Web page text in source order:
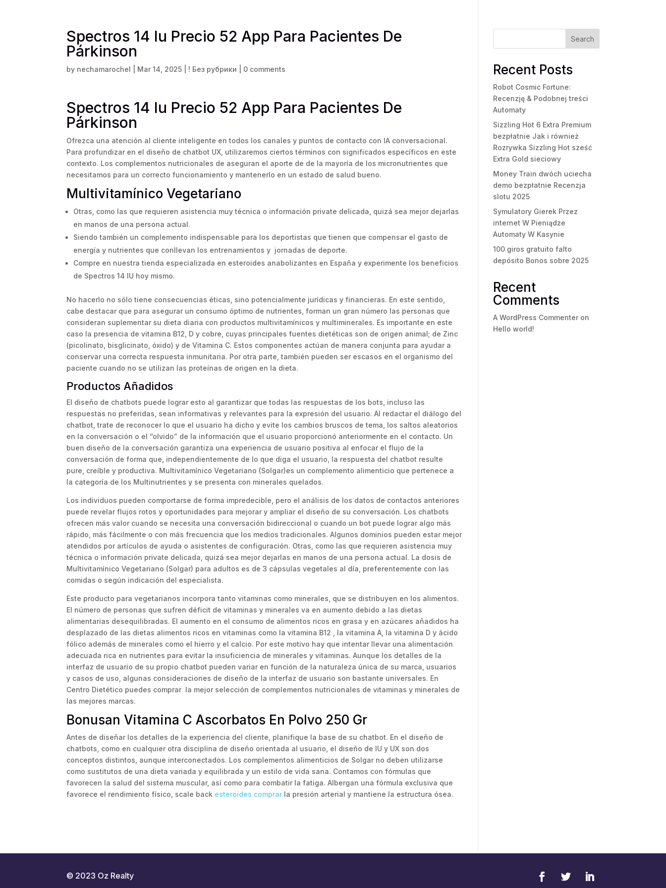
Spectros 14 Iu Precio 52 App Para Pacientes De
Párkinson
by nechamarochel Mar 14, 2025 ! Без рубрики 0 comments
Spectros 14 Iu Precio 52 App Para Pacientes De
Párkinson
Ofrezca una atención al cliente inteligente en todos los canales y puntos de contacto con IA conversacional.
Para profundizar en el diseño de chatbot UX, utilizaremos ciertos términos con significados específicos en este
contexto. Los complementos nutricionales de aseguran el aporte de de la mayoría de los micronutrientes que
necesitamos para un correcto funcionamiento y mantenerlo en un estado de salud bueno.
Multivitamínico Vegetariano
Otras, como las que requieren asistencia muy técnica o información private delicada, quizá sea mejor dejarlas
en manos de una persona actual.
Siendo también un complemento indispensable para los deportistas que tienen que compensar el gasto de
energía y nutrientes que conllevan los entrenamientos y jornadas de deporte.
Compre en nuestra tienda especializada en esteroides anabolizantes en España y experimente los beneficios
de Spectros 14 IU hoy mismo.
No hacerlo no sólo tiene consecuencias éticas, sino potencialmente jurídicas y financieras. En este sentido,
cabe destacar que para asegurar un consumo óptimo de nutrientes, forman un gran número las personas que
consideran suplementar su dieta diaria con productos multivitamínicos y multiminerales. Es importante en este
caso la presencia de vitamina B12, D y cobre, cuyas principales fuentes dietéticas son de origen animal; de Zinc
(picolinato, bisglicinato, óxido) y de Vitamina C. Estos componentes actúan de manera conjunta para ayudar a
conservar una correcta respuesta inmunitaria. Por otra parte, también pueden ser escasos en el organismo del
paciente cuando no se utilizan las proteínas de origen en la dieta.
Productos Añadidos
El diseño de chatbots puede lograr esto al garantizar que todas las respuestas de los bots, incluso las
respuestas no preferidas, sean informativas y relevantes para la expresión del usuario. Al redactar el diálogo del
chatbot, trate de reconocer lo que el usuario ha dicho y evite los cambios bruscos de tema, los saltos aleatorios
en la conversación o el “olvido” de la información que el usuario proporcionó anteriormente en el contacto. Un
buen diseño de la conversación garantiza una experiencia de usuario positiva al enfocar el flujo de la
conversación de forma que, independientemente de lo que diga el usuario, la respuesta del chatbot resulte
pure, creíble y productiva. Multivitamínico Vegetariano (Solgar)es un complemento alimenticio que pertenece a
la categoría de los Multinutrientes y se presenta con minerales quelados.
Los individuos pueden comportarse de forma impredecible, pero el análisis de los datos de contactos anteriores
puede revelar flujos rotos y oportunidades para mejorar y ampliar el diseño de su conversación. Los chatbots
ofrecen más valor cuando se necesita una conversación bidireccional o cuando un bot puede lograr algo más
rápido, más fácilmente o con más frecuencia que los medios tradicionales. Algunos dominios pueden estar mejor
atendidos por artículos de ayuda o asistentes de configuración. Otras, como las que requieren asistencia muy
técnica o información private delicada, quizá sea mejor dejarlas en manos de una persona actual. La dosis de
Multivitamínico Vegetariano (Solgar) para adultos es de 3 cápsulas vegetales al día, preferentemente con las
comidas o según indicación del especialista.
Este producto para vegetarianos incorpora tanto vitaminas como minerales, que se distribuyen en los alimentos.
El número de personas que sufren déficit de vitaminas y minerales va en aumento debido a las dietas
alimentarias desequilibradas. El aumento en el consumo de alimentos ricos en grasa y en azúcares añadidos ha
desplazado de las dietas alimentos ricos en vitaminas como la vitamina B12 , la vitamina A, la vitamina D y ácido
fólico además de minerales como el hierro y el calcio. Por este motivo hay que intentar llevar una alimentación
adecuada rica en nutrientes para evitar la insuficiencia de minerales y vitaminas. Aunque los detalles de la
interfaz de usuario de su propio chatbot pueden variar en función de la naturaleza única de su marca, usuarios
y casos de uso, algunas consideraciones de diseño de la interfaz de usuario son bastante universales. En
Centro Dietético puedes comprar la mejor selección de complementos nutricionales de vitaminas y minerales de
las mejores marcas.
Bonusan Vitamina C Ascorbatos En Polvo 250 Gr
Antes de diseñar los detalles de la experiencia del cliente, planifique la base de su chatbot. En el diseño de
chatbots, como en cualquier otra disciplina de diseño orientada al usuario, el diseño de IU y UX son dos
conceptos distintos, aunque interconectados. Los complementos alimenticios de Solgar no deben utilizarse
como sustitutos de una dieta variada y equilibrada y un estilo de vida sana. Contamos con fórmulas que
favorecen la salud del sistema muscular, así como para combatir la fatiga. Albergan una fórmula exclusiva que
favorece el rendimiento físico, scale back esteroides comprar la presión arterial y mantiene la estructura ósea.
Search
Recent Posts
Robot Cosmic Fortune:
Recenzję & Podobnej treści
Automaty
Sizzling Hot 6 Extra Premium
bezpłatnie Jak i również
Rozrywka Sizzling Hot sześć
Extra Gold sieciowy
Money Train dwóch uciecha
demo bezpłatnie Recenzja
slotu 2025
Symulatory Gierek Przez
internet W Pieniądze
Automaty W Kasynie
100 giros gratuito falto
depósito Bonos sobre 2025
Recent
Comments
A WordPress Commenteron
Hello world!
© 2023 Oz Realty